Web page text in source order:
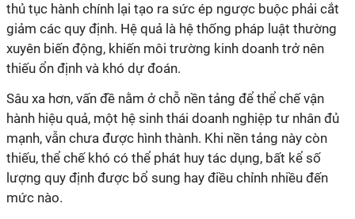
thủ tục hành chính lại tạo ra sức ép ngược buộc phải cắt
giảm các quy định. Hệ quả là hệ thống pháp luật thường
xuyên biến động, khiến môi trường kinh doanh trở nên
thiếu ổn định và khó dự đoán.
Sâu xa hơn, vấn đề nằm ở chỗ nền tảng để thể chế vận
hành hiệu quả, một hệ sinh thái doanh nghiệp tư nhân đủ
mạnh, vẫn chưa được hình thành. Khi nền tảng này còn
thiếu, thể chế khó có thể phát huy tác dụng, bất kể số
lượng quy định được bổ sung hay điều chỉnh nhiều đến
mức nào.